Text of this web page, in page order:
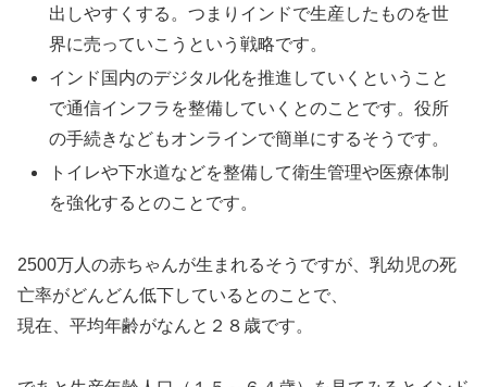
出しやすくする。つまりインドで生産したものを世
界に売っていこうという戦略です。
インド国内のデジタル化を推進していくということ
で通信インフラを整備していくとのことです。役所
の手続きなどもオンラインで簡単にするそうです。
トイレや下水道などを整備して衛生管理や医療体制
を強化するとのことです。
2500万人の赤ちゃんが生まれるそうですが、乳幼児の死
亡率がどんどん低下しているとのことで、
現在、平均年齢がなんと２８歳です。